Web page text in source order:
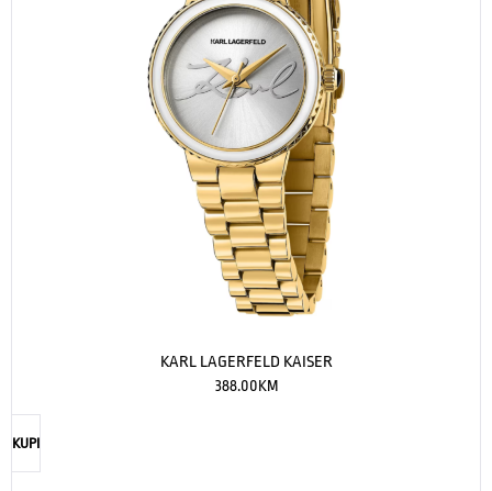
KARL LAGERFELD KAISER
388.00KM
KUPI